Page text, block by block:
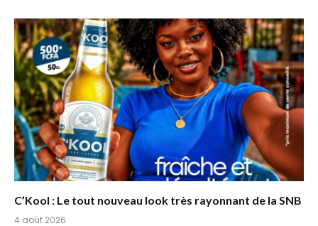
C’Kool : Le tout nouveau look très rayonnant de la SNB
4 août 2026